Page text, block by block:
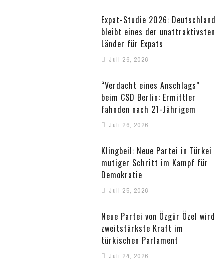
Expat-Studie 2026: Deutschland
bleibt eines der unattraktivsten
Länder für Expats
Juli 26, 2026
“Verdacht eines Anschlags”
beim CSD Berlin: Ermittler
fahnden nach 21-Jährigem
Juli 26, 2026
Klingbeil: Neue Partei in Türkei
mutiger Schritt im Kampf für
Demokratie
Juli 25, 2026
Neue Partei von Özgür Özel wird
zweitstärkste Kraft im
türkischen Parlament
Juli 24, 2026